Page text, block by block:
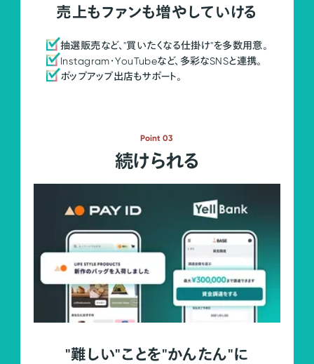
売上もファンも増やしていける
抽選販売など、"買いたくなる仕掛け"を多数用意。
Instagram・YouTubeなど、多彩なSNSと連携。
ポップアップ出店もサポート。
Point 03
続けられる
"難しい"ことを"かんたん"に